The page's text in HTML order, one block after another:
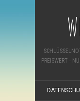
PREISWERT -